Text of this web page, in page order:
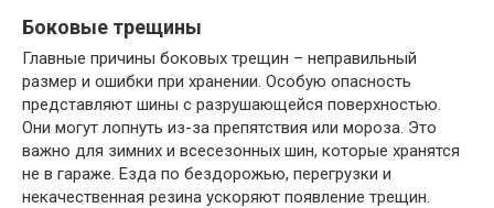
Боковые трещины
Главные причины боковых трещин – неправильный
размер и ошибки при хранении. Особую опасность
представляют шины с разрушающейся поверхностью.
Они могут лопнуть из-за препятствия или мороза. Это
важно для зимних и всесезонных шин, которые хранятся
не в гараже. Езда по бездорожью, перегрузки и
некачественная резина ускоряют появление трещин.